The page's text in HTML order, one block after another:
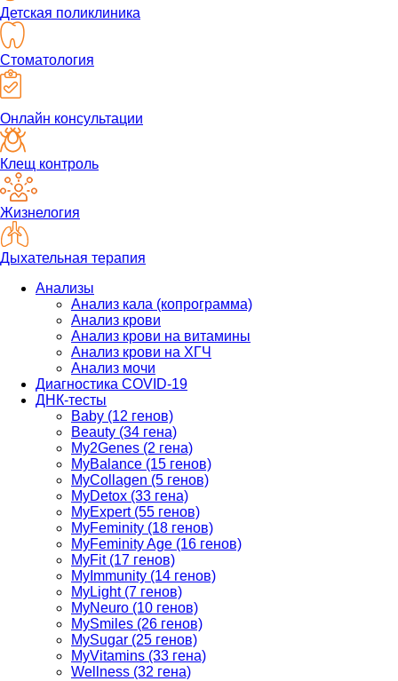
Детская поликлиника
Стоматология
Онлайн консультации
Клещ контроль
Жизнелогия
Дыхательная терапия
Анализы
Анализ кала (копрограмма)
Анализ крови
Анализ крови на витамины
Анализ крови на ХГЧ
Анализ мочи
Диагностика COVID-19
ДНК-тесты
Baby (12 генов)
Beauty (34 гена)
My2Genes (2 гена)
MyBalance (15 генов)
MyCollagen (5 генов)
MyDetox (33 гена)
MyExpert (55 генов)
MyFeminity (18 генов)
MyFeminity Age (16 генов)
MyFit (17 генов)
MyImmunity (14 генов)
MyLight (7 генов)
MyNeuro (10 генов)
MySmiles (26 генов)
MySugar (25 генов)
MyVitamins (33 гена)
Wellness (32 гена)